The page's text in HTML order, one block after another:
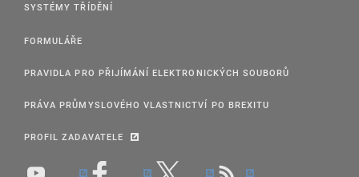
SYSTÉMY TŘÍDĚNÍ
FORMULÁŘE
PRAVIDLA PRO PŘIJÍMÁNÍ ELEKTRONICKÝCH SOUBORŮ
PRÁVA PRŮMYSLOVÉHO VLASTNICTVÍ PO BREXITU
PROFIL ZADAVATELE